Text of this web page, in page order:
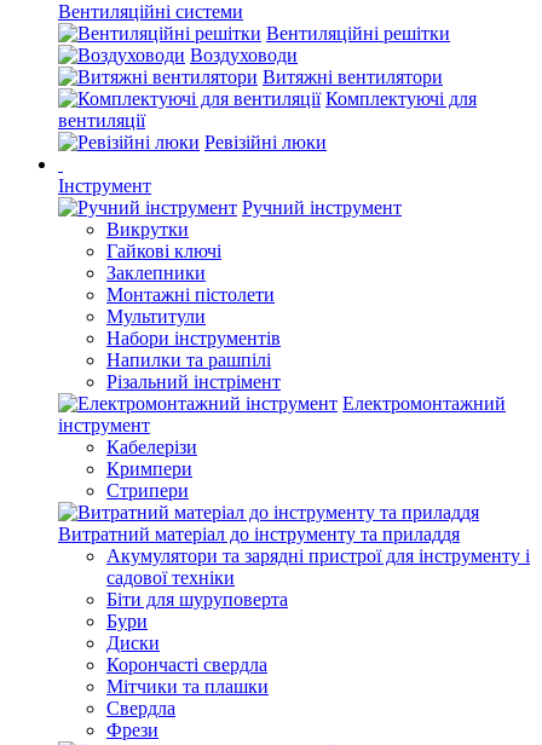
Вентиляційні системи
Вентиляційні решітки
Воздуховоди
Витяжні вентилятори
Комплектуючі для
вентиляції
Ревізійні люки
Інструмент
Ручний інструмент
Викрутки
Гайкові ключі
Заклепники
Монтажні пістолети
Мультитули
Набори інструментів
Напилки та рашпілі
Різальний інстрімент
Електромонтажний
інструмент
Кабелерізи
Кримпери
Стрипери
Витратний матеріал до інструменту та приладдя
Акумулятори та зарядні пристрої для інструменту і
садової техніки
Біти для шуруповерта
Бури
Диски
Корончасті свердла
Мітчики та плашки
Свердла
Фрези